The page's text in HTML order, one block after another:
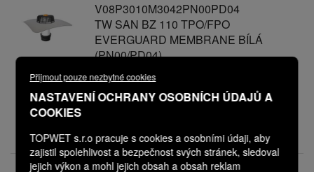
Přijmout pouze nezbytné cookies
NASTAVENÍ OCHRANY OSOBNÍCH ÚDAJŮ A
COOKIES
TOPWET s.r.o pracuje s cookies a osobními údaji, aby
zajistil spolehlivost a bezpečnost svých stránek, sledoval
jejich výkon a mohl jejich obsah a obsah reklam
V08P3010M3042PN00PD04
TW SAN BZ 110 TPO/FPO
EVERGUARD MEMBRANE BÍLÁ
(PN00/PD04)
Sanační vpust pro nezateplené střechy
s integrovanou TPO/FPO manžetou
Vaše cena:2 970,00 Kč
Expedice do 3 dnů
V08P3010M3042PN00PD05